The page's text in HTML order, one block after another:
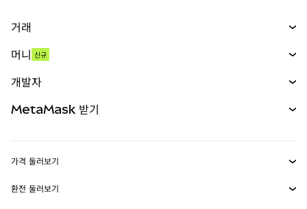
거래
무기한 선물
실물자산
머니 신규
개발자
MetaMask Connect
MetaMask 받기
가격 둘러보기
이더리움 가격
환전 둘러보기